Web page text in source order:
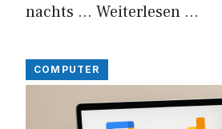
nachts … Weiterlesen …
COMPUTER